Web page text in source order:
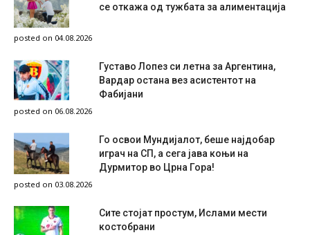
се откажа од тужбата за алиментација
posted on 04.08.2026
Густаво Лопез си летна за Аргентина,
Вардар остана вез асистентот на
Фабијани
posted on 06.08.2026
Го освои Мундијалот, беше најдобар
играч на СП, а сега јава коњи на
Дурмитор во Црна Гора!
posted on 03.08.2026
Сите стојат простум, Ислами мести
костобрани